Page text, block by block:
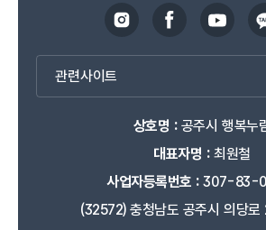
관련사이트
상호명 :공주시 행복누
대표자명 :최원철
사업자등록번호 :307-83-
(32572) 충청남도 공주시 의당로